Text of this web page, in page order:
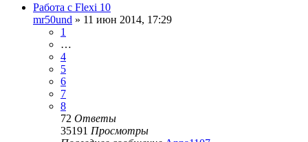
Работа с Flexi 10
mr50und » 11 июн 2014, 17:29
1
…
4
5
6
7
8
72 Ответы
35191 Просмотры